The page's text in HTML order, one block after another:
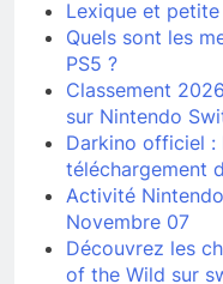
Lexique et
Quels sont les
PS5 ?
Classement
sur Nintendo
Darkino officiel :
téléchargement
Activité
Novembre 07
Découvrez les
of the Wild sur